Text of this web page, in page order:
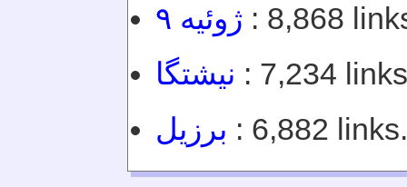
۹ ژوئیه : 8,868
نیشتگا : 7,234
برزیل : 6,882 links.